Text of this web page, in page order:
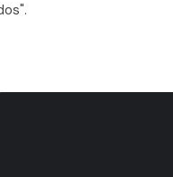
INJURIAS ES COSA DEL
PRESCRIPCIÓN DEJÓ DE